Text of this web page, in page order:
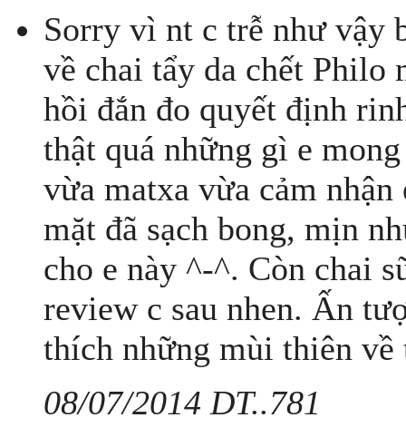
Sorry vì nt c trễ như vậy
về chai tẩy da chết Philo
hồi đắn đo quyết định
thật quá những gì e
vừa matxa vừa cảm
mặt đã sạch bong, mịn
cho e này ^-^. Còn chai
review c sau nhen. Ấn
thích những mùi thiên về
08/07/2014 DT..781